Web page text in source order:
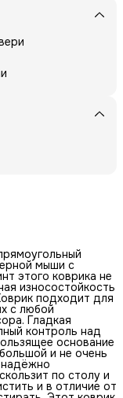
мыши с
этого коврика не
износостойкость
подходит для
с любой
Гладкая
контроль над
основание
и не очень
надёжно
по столу и
и в отличие от